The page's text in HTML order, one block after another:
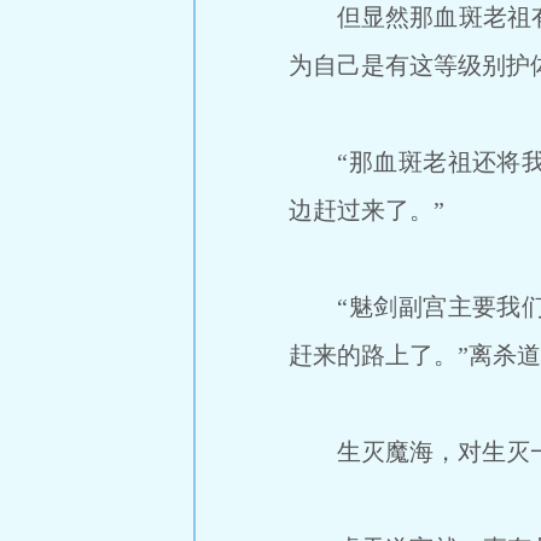
但显然那血斑老祖有
为自己是有这等级别护
“那血斑老祖还将我
边赶过来了。”
“魅剑副宫主要我们
赶来的路上了。”离杀
生灭魔海，对生灭一